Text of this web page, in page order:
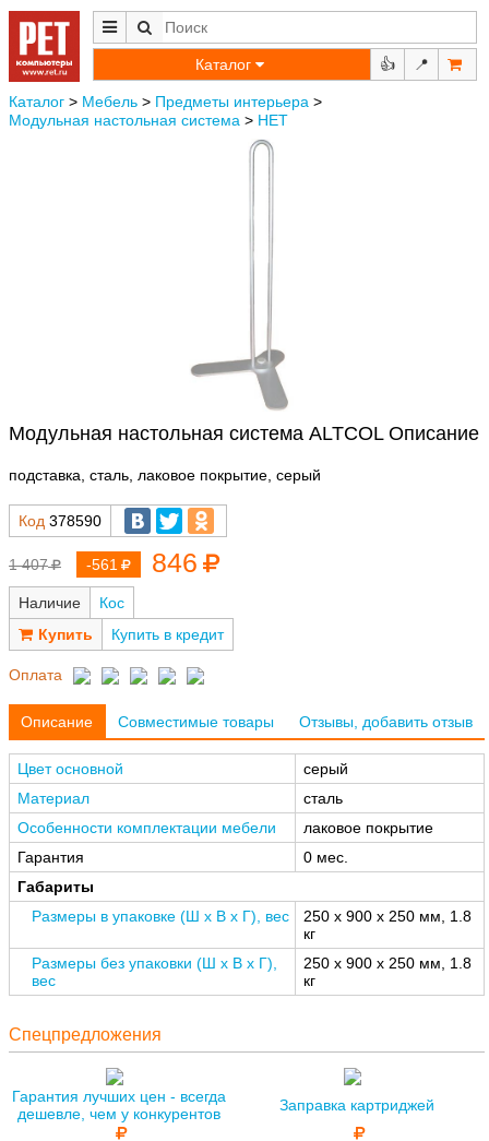
Каталог 👍 📍
Каталог > Мебель > Предметы интерьера >
Модульная настольная система > НЕТ
Модульная настольная система ALTCOL Описание
подставка, сталь, лаковое покрытие, серый
Код 378590
1 407 -561 846
Наличие
Кос
Купить в кредит
Оплата
Описание Совместимые товары Отзывы, добавить отзыв
Цвет основной
серый
Материал
сталь
Особенности комплектации мебели
лаковое покрытие
Гарантия
0 мес.
Габариты
Размеры в упаковке (Ш x В x Г), вес
250 x 900 x 250 мм, 1.8
кг
Размеры без упаковки (Ш x В x Г),
вес
250 x 900 x 250 мм, 1.8
кг
Спецпредложения
Гарантия лучших цен - всегда
дешевле, чем у конкурентов
Заправка картриджей